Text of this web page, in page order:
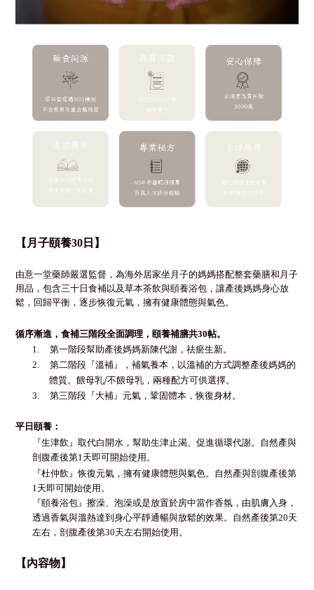
【月子頤養30 日】
由意一堂藥師嚴選監督，為海外居家坐月子的媽媽搭配整套藥膳和月子
用品，包含三十日食補以及草本茶飲與頤養浴包，讓產後媽媽身心放
鬆，回歸平衡，逐步恢復元氣，擁有健康體態與氣色。
循序漸進，食補三階段全面調理， 頤養補膳共30帖。
1.
第一階段幫助產後媽媽新陳代謝，祛瘀生新。
2.
第二階段『溫補』，補氣養本，以溫補的方式調整產後媽媽的
體質。餵母乳/不餵母乳，兩種配方可供選擇。
3.
第三階段『大補』元氣， 鞏固體本 ，恢復身材。
平日頤養：
『生津飲』取代白開水，幫助生津止渴、促進循環代謝。 自然產與
剖腹產後第1天即可開始使用。
『杜仲飲』恢復元氣，擁有健康體態與氣色。 自然產與剖腹產後第
1天即可開始使用。
『頤養浴包』擦澡、泡澡或是放置於房中當作香氛，由肌膚入身，
透過香氣與溫熱達到身心平靜通暢與放鬆的效果。 自然產後第20天
左右，剖腹產後第30天左右開始使用。
【內容物】